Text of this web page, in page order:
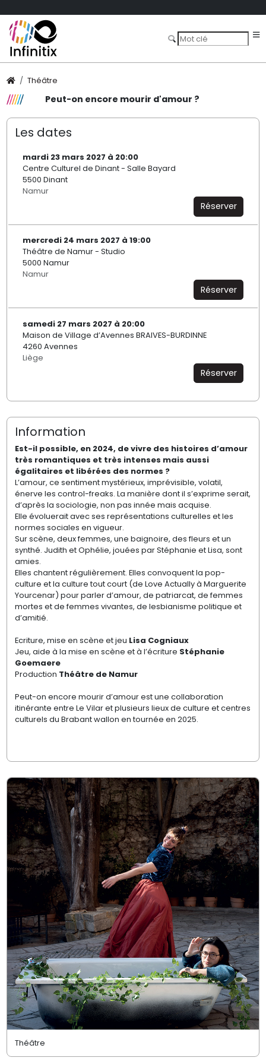
Théâtre
Peut-on encore mourir d'amour ?
Les dates
mardi 23 mars 2027 à 20:00
Centre Culturel de Dinant - Salle Bayard
5500 Dinant
Namur
Réserver
mercredi 24 mars 2027 à 19:00
Théâtre de Namur - Studio
5000 Namur
Namur
Réserver
samedi 27 mars 2027 à 20:00
Maison de Village d’Avennes BRAIVES-BURDINNE
4260 Avennes
Liège
Réserver
Information
Est-il possible, en 2024, de vivre des histoires d’amour
très romantiques et très intenses mais aussi
égalitaires et libérées des normes ?
L’amour, ce sentiment mystérieux, imprévisible, volatil,
énerve les control-freaks. La manière dont il s’exprime serait,
d’après la sociologie, non pas innée mais acquise.
Elle évoluerait avec ses représentations culturelles et les
normes sociales en vigueur.
Sur scène, deux femmes, une baignoire, des fleurs et un
synthé. Judith et Ophélie, jouées par Stéphanie et Lisa, sont
amies.
Elles chantent régulièrement. Elles convoquent la pop-
culture et la culture tout court (de Love Actually à Marguerite
Yourcenar) pour parler d’amour, de patriarcat, de femmes
mortes et de femmes vivantes, de lesbianisme politique et
d’amitié.
Ecriture, mise en scène et jeu Lisa Cogniaux
Jeu, aide à la mise en scène et à l’écriture Stéphanie
Goemaere
Production Théâtre de Namur
Peut-on encore mourir d’amour est une collaboration
itinérante entre Le Vilar et plusieurs lieux de culture et centres
culturels du Brabant wallon en tournée en 2025.
Théâtre